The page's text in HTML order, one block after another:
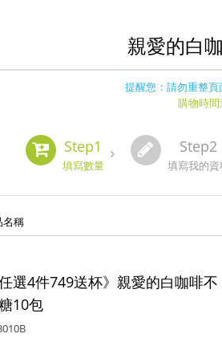
親愛的白
提醒您：請勿重整
購物時間
Step1
填寫數量
Step2
填寫我的資
名稱
任選4件749送杯》親愛的白咖啡不
10包